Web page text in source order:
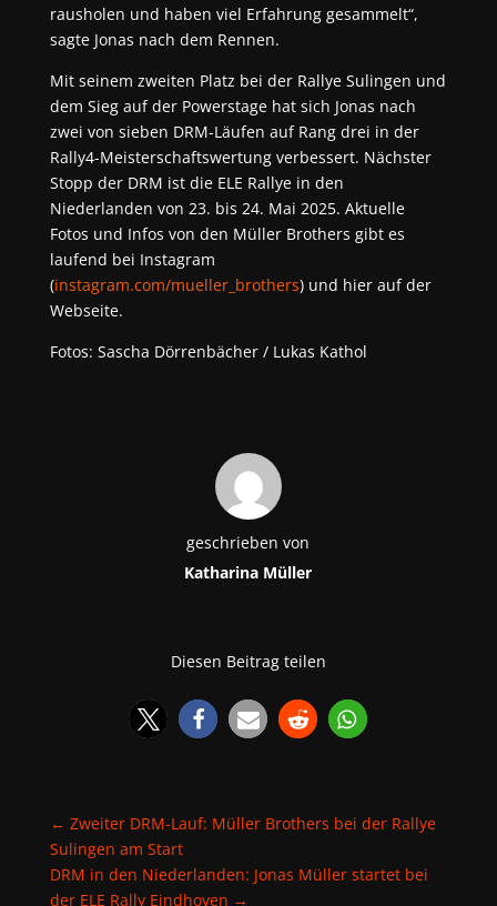
rausholen und haben viel Erfahrung gesammelt“,
sagte Jonas nach dem Rennen.
Mit seinem zweiten Platz bei der Rallye Sulingen und
dem Sieg auf der Powerstage hat sich Jonas nach
zwei von sieben DRM-Läufen auf Rang drei in der
Rally4-Meisterschaftswertung verbessert. Nächster
Stopp der DRM ist die ELE Rallye in den
Niederlanden von 23. bis 24. Mai 2025. Aktuelle
Fotos und Infos von den Müller Brothers gibt es
laufend bei Instagram
(instagram.com/mueller_brothers) und hier auf der
Webseite.
Fotos: Sascha Dörrenbächer / Lukas Kathol
geschrieben von
Katharina Müller
Diesen Beitrag teilen
← Zweiter DRM-Lauf: Müller Brothers bei der Rallye
Sulingen am Start
DRM in den Niederlanden: Jonas Müller startet bei
der ELE Rally Eindhoven →